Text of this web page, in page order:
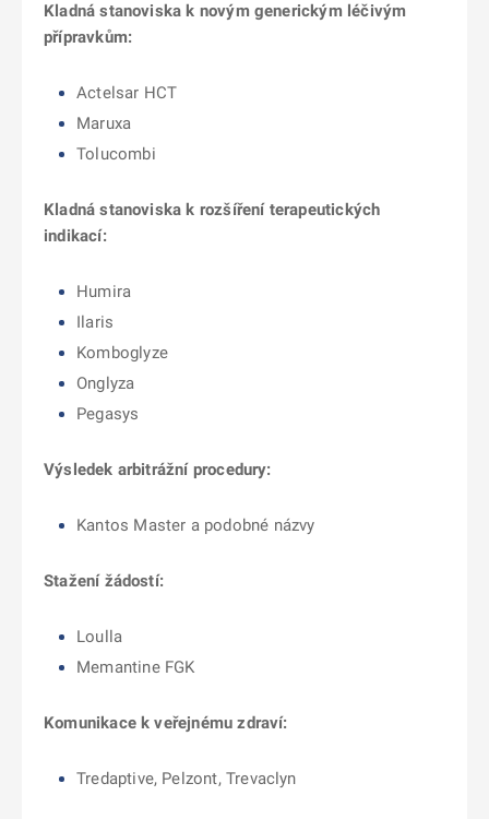
Kladná stanoviska k novým generickým léčivým
přípravkům:
Actelsar HCT
Maruxa
Tolucombi
Kladná stanoviska k rozšíření terapeutických
indikací:
Humira
Ilaris
Komboglyze
Onglyza
Pegasys
Výsledek arbitrážní procedury:
Kantos Master a podobné názvy
Stažení žádostí:
Loulla
Memantine FGK
Komunikace k veřejnému zdraví:
Tredaptive, Pelzont, Trevaclyn